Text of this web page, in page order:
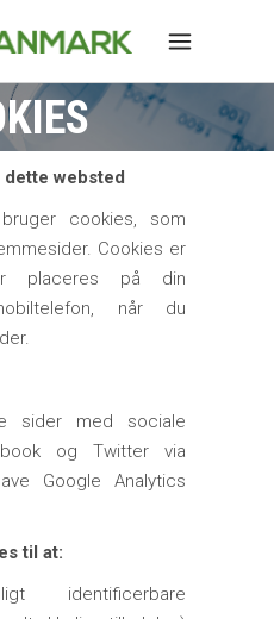
websted
cookies, som
Cookies er
placeres på din
når du
sider med sociale
og Twitter via
Google Analytics
til at:
identificerbare